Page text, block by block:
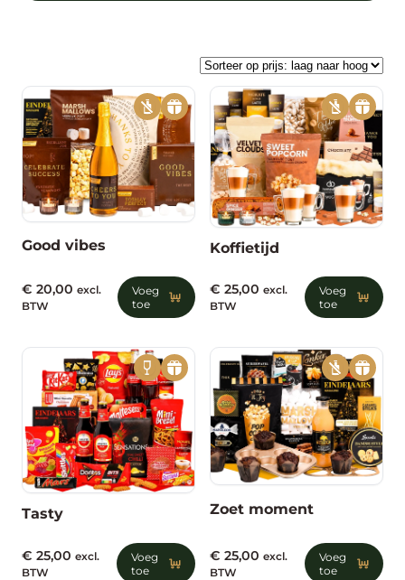
Good vibes
Voeg
toe
€ 20,00 excl.
BTW
Koffietijd
Voeg
toe
€ 25,00 excl.
BTW
Tasty
Voeg
toe
€ 25,00 excl.
BTW
Zoet moment
Voeg
toe
€ 25,00 excl.
BTW